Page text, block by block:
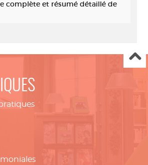
complète et résumé détaillé de